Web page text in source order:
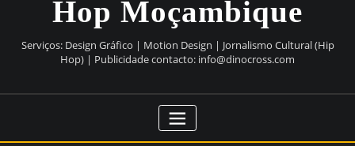
Hop Moçambique
Serviços: Design Gráfico | Motion Design | Jornalismo Cultural (Hip
Hop) | Publicidade contacto: info@dinocross.com